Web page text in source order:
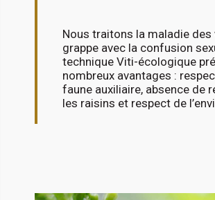
Nous traitons la maladie des
grappe avec la confusion
technique Viti-écologique
nombreux avantages :
faune auxiliaire, absence de
les raisins et respect de